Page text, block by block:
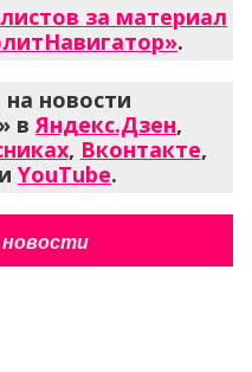
за материал
.
новости
вЯндекс.Дзен,
, Вконтакте,
и YouTube.
новости